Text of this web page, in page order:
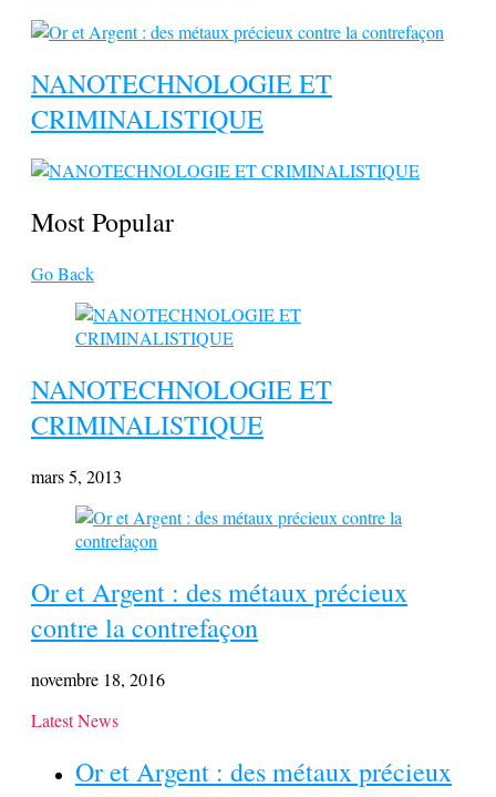
NANOTECHNOLOGIE ET
CRIMINALISTIQUE
Most Popular
Go Back
NANOTECHNOLOGIE ET
CRIMINALISTIQUE
mars 5, 2013
Or et Argent : des métaux précieux
contre la contrefaçon
novembre 18, 2016
Latest News
Or et Argent : des métaux précieux